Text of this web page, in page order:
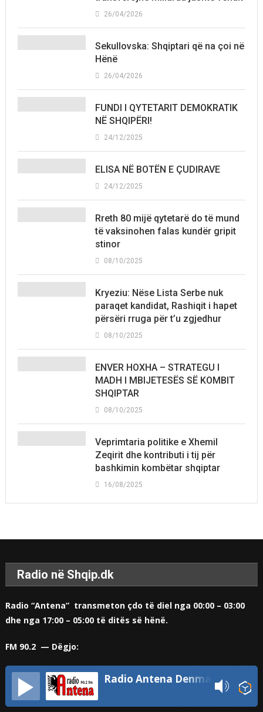
26/04/2026
Sekullovska: Shqiptari që na çoi në
Hënë
26/04/2026
FUNDI I QYTETARIT DEMOKRATIK
NË SHQIPËRI!
24/12/2025
ELISA NË BOTËN E ÇUDIRAVE
24/12/2025
Rreth 80 mijë qytetarë do të mund
të vaksinohen falas kundër gripit
stinor
08/10/2025
Kryeziu: Nëse Lista Serbe nuk
paraqet kandidat, Rashiqit i hapet
përsëri rruga për t’u zgjedhur
08/10/2025
ENVER HOXHA – STRATEGU I
MADH I MBIJETESËS SË KOMBIT
SHQIPTAR
08/10/2025
Veprimtaria politike e Xhemil
Zeqirit dhe kontributi i tij për
bashkimin kombëtar shqiptar
16/08/2025
Radio në Shqip.dk
Radio “Antena” transmeton çdo të diel nga 00:00 – 03:00
dhe nga 17:00 – 05:00 të ditës së hënë.
FM 90.2 — Dëgjo:
Radio Antena Denmark